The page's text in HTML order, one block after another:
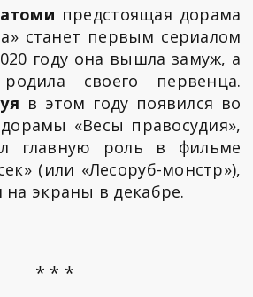
предстоящая дорама
станет первым сериалом
году она вышла замуж, а
своего первенца.
в этом году появился во
«Весы правосудия»,
главную роль в фильме
(или «Лесоруб-монстр»),
экраны в декабре.
* * *